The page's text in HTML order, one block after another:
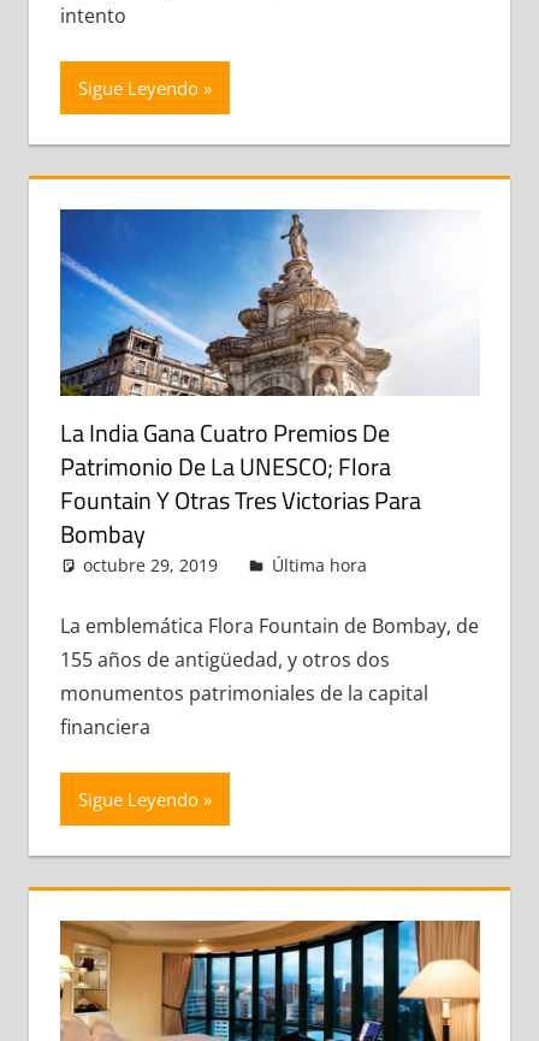
intento
Sigue Leyendo
La India Gana Cuatro Premios De
Patrimonio De La UNESCO; Flora
Fountain Y Otras Tres Victorias Para
Bombay
octubre 29, 2019 admin
Última hora
La emblemática Flora Fountain de Bombay, de
155 años de antigüedad, y otros dos
monumentos patrimoniales de la capital
financiera
Sigue Leyendo